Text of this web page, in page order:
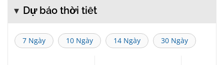
Dự báo thời tiết
7 Ngày 10 Ngày 14 Ngày 30 Ngày